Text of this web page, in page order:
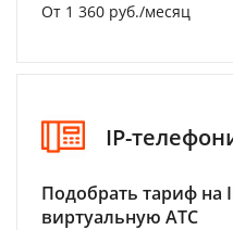
От 1 360 руб./месяц
IP-
Подобрать тариф на
виртуальную АТС